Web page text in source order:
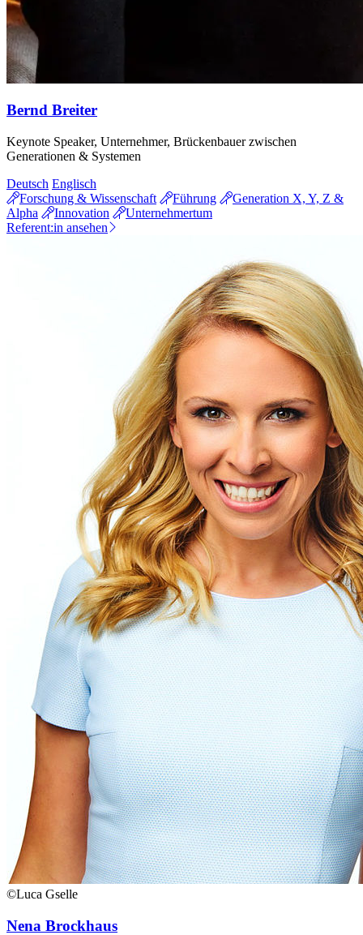
Bernd Breiter
Keynote Speaker, Unternehmer, Brückenbauer zwischen
Generationen & Systemen
Deutsch Englisch
Forschung & Wissenschaft
Führung
Generation X, Y, Z &
Alpha
Innovation
Unternehmertum
Referent:in ansehen
©Luca Gselle
Nena Brockhaus